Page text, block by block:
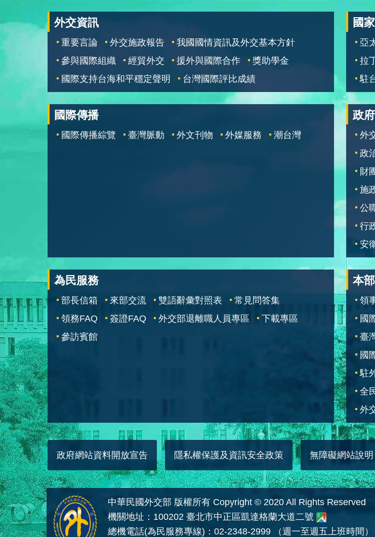
外交資訊
重要言論 外交施政報告
我國國情資訊及外交基本方針
參與國際組織
經貿外交 援外與國際合作
獎助學金
國際支持台海和平穩定聲明
台灣國際評比成績
國
亞
拉
駐
國際傳播
國際傳播綜覽 臺灣脈動 外文刊物 外媒服務 潮台灣
政
外
政
財
施
公
行
安
為民服務
部長信箱 來部交流 雙語辭彙對照表
常見問答集
領務FAQ
簽證FAQ 外交部退離職人員專區
下載專區
參訪賓館
本
領
國
臺
國
駐
全
外
政府網站資料開放宣告 隱私權保護及資訊安全政策 無障礙網站說明
中華民國外交部 版權所有 Copyright © 2020 All Rights Reserved
機關地址：100202 臺北市中正區凱達格蘭大道二號
總機電話(為民服務專線)：02-2348-2999 （週一至週五上班時間）